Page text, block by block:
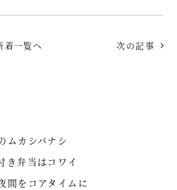
着一覧へ 次の記事
ムカシバナシ
き弁当はコワイ
間をコアタイムに